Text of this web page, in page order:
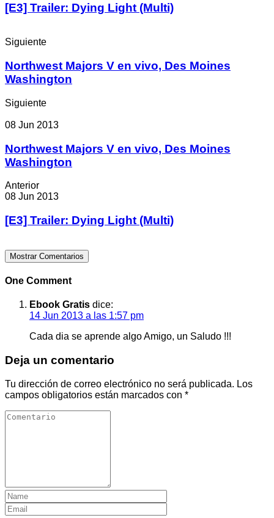
[E3] Trailer: Dying Light (Multi)
Siguiente
Northwest Majors V en vivo, Des Moines
Washington
Siguiente
08 Jun 2013
Northwest Majors V en vivo, Des Moines
Washington
Anterior
08 Jun 2013
[E3] Trailer: Dying Light (Multi)
Mostrar Comentarios
One Comment
Ebook Gratis dice:
14 Jun 2013 a las 1:57 pm
Cada dia se aprende algo Amigo, un Saludo !!!
Deja un comentario
Tu dirección de correo electrónico no será publicada. Los
campos obligatorios están marcados con *